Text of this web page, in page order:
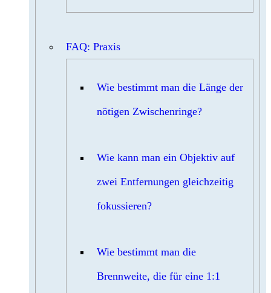
FAQ: Praxis
Wie bestimmt man die Länge der
nötigen Zwischenringe?
Wie kann man ein Objektiv auf
zwei Entfernungen gleichzeitig
fokussieren?
Wie bestimmt man die
Brennweite, die für eine 1:1